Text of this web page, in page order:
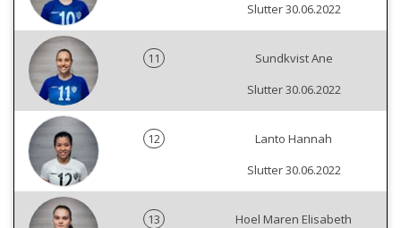
Slutter 30.06.2022
11
Sundkvist Ane
Slutter 30.06.2022
12
Lanto Hannah
Slutter 30.06.2022
13
Hoel Maren Elisabeth